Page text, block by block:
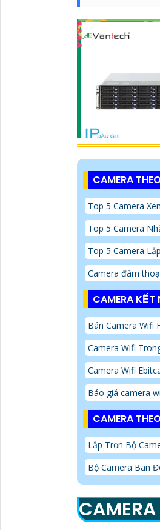
CAMERA
Top 5 Camera
Top 5 Camera
Top 5 Camera
Camera đàm
CAMERA KẾT
Bán Camera Wifi
Camera Wifi
Camera Wifi
Báo giá camera
CAMERA
Lắp Trọn Bộ
Bộ Camera Ban